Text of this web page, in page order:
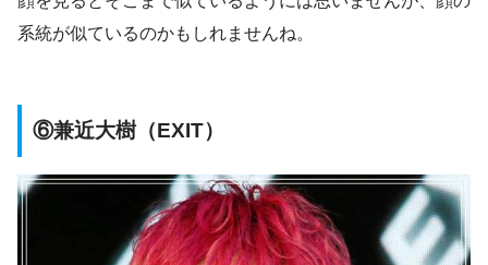
系統が似ているのかもしれませんね。
⑥兼近大樹（EXIT）